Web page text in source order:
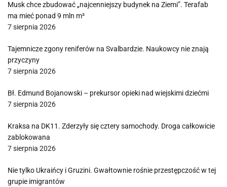
Musk chce zbudować „najcenniejszy budynek na Ziemi”. Terafab
ma mieć ponad 9 mln m²
7 sierpnia 2026
Tajemnicze zgony reniferów na Svalbardzie. Naukowcy nie znają
przyczyny
7 sierpnia 2026
Bł. Edmund Bojanowski – prekursor opieki nad wiejskimi dziećmi
7 sierpnia 2026
Kraksa na DK11. Zderzyły się cztery samochody. Droga całkowicie
zablokowana
7 sierpnia 2026
Nie tylko Ukraińcy i Gruzini. Gwałtownie rośnie przestępczość w tej
grupie imigrantów